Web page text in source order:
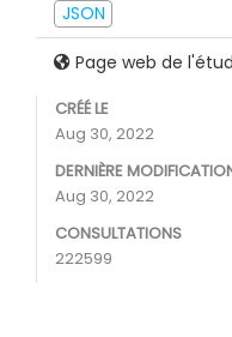
JSON
Page web de
CRÉÉ LE
Aug 30, 2022
DERNIÈRE
Aug 30, 2022
CONSULTATIONS
222599